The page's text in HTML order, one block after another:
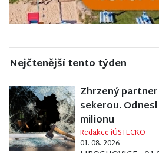
Nejčtenější tento týden
Zhrzený
sekerou.
milionu
Redakce iÚSTECKO
01. 08. 2026